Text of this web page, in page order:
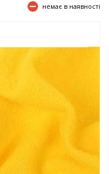
немає в наявності